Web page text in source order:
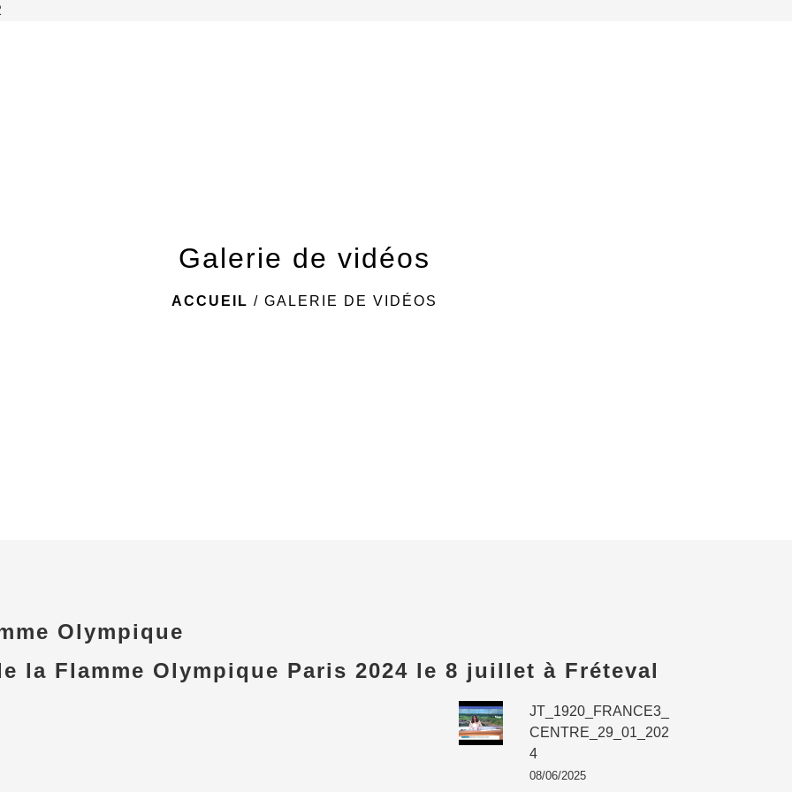
Galerie de vidéos
ACCUEIL /GALERIE DE VIDÉOS
Olympique
la Flamme Olympique Paris 2024 le 8 juillet à Fréteval
JT_1920_FRANCE3_
CENTRE_29_01_202
4
08/06/2025